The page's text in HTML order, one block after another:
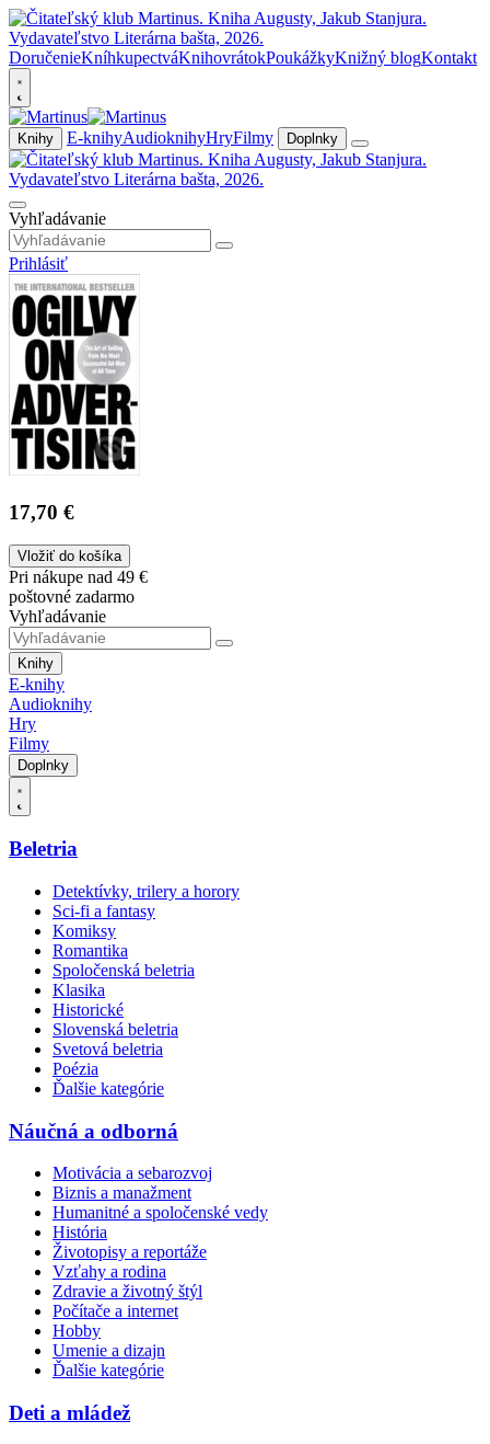
DoručenieKníhkupectváKnihovrátokPoukážkyKnižný blogKontakt
Knihy E-knihyAudioknihyHryFilmy Doplnky
Vyhľadávanie
Prihlásiť
17,70 €
Vložiť do košíka
Pri nákupe nad 49 €
poštovné zadarmo
Vyhľadávanie
Knihy
E-knihy
Audioknihy
Hry
Filmy
Doplnky
Beletria
Detektívky, trilery a horory
Sci-fi a fantasy
Komiksy
Romantika
Spoločenská beletria
Klasika
Historické
Slovenská beletria
Svetová beletria
Poézia
Ďalšie kategórie
Náučná a odborná
Motivácia a sebarozvoj
Biznis a manažment
Humanitné a spoločenské vedy
História
Životopisy a reportáže
Vzťahy a rodina
Zdravie a životný štýl
Počítače a internet
Hobby
Umenie a dizajn
Ďalšie kategórie
Deti a mládež